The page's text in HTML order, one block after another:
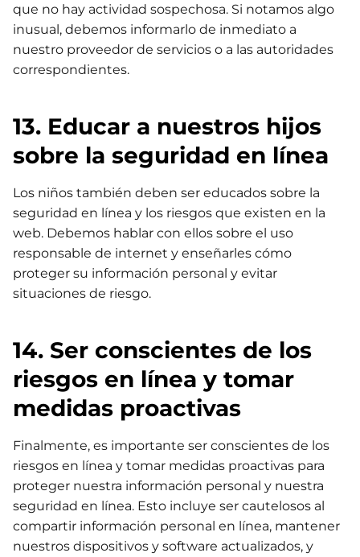
que no hay actividad sospechosa. Si notamos algo
inusual, debemos informarlo de inmediato a
nuestro proveedor de servicios o a las autoridades
correspondientes.
13. Educar a nuestros hijos
sobre la seguridad en línea
Los niños también deben ser educados sobre la
seguridad en línea y los riesgos que existen en la
web. Debemos hablar con ellos sobre el uso
responsable de internet y enseñarles cómo
proteger su información personal y evitar
situaciones de riesgo.
14. Ser conscientes de los
riesgos en línea y tomar
medidas proactivas
Finalmente, es importante ser conscientes de los
riesgos en línea y tomar medidas proactivas para
proteger nuestra información personal y nuestra
seguridad en línea. Esto incluye ser cautelosos al
compartir información personal en línea, mantener
nuestros dispositivos y software actualizados, y